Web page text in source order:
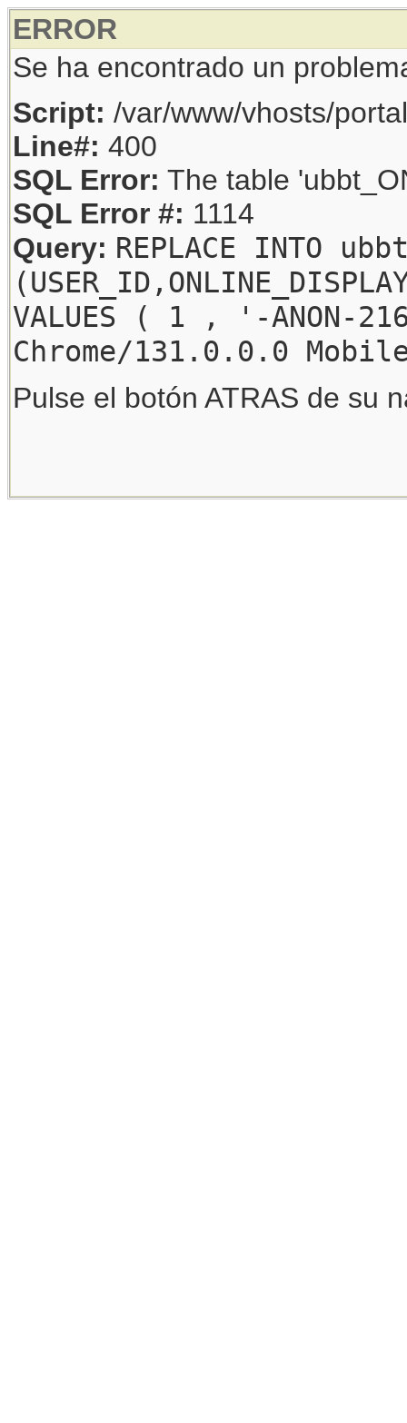
ERROR
Se ha encontrado un
Script: /var/www/vhosts/
Line#: 400
SQL Error: The table
SQL Error #: 1114
Query: REPLACE INTO
VALUES ( 1 , '-
Chrome/131.0.0.0
Pulse el botón ATRAS de su